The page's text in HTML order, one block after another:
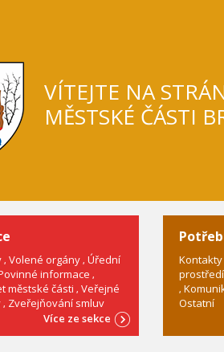
VÍTEJTE NA
MĚSTSKÉ ČÁSTI
Volené orgány Úřední
informace
městské části Veřejné
Zveřejňování smluv
Více ze sekce
prostředí
Ostatní